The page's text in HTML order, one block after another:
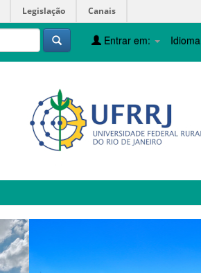
Legislação Canais
Idioma
Entrar em: